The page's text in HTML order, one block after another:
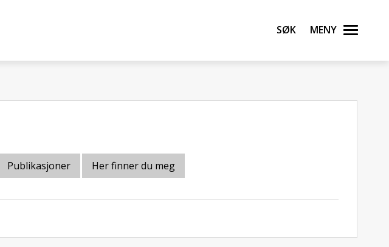
Søk Meny
Publikasjoner Her finner du meg